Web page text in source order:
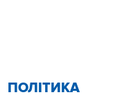
ПОЛІТИКА